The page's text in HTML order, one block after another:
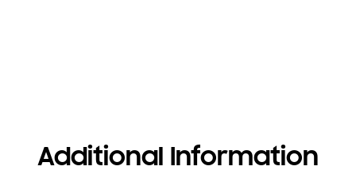
Additional Information